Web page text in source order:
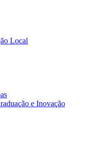
Local
e Inovação